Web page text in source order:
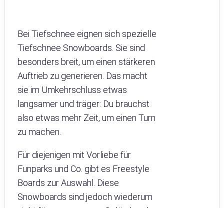
Bei Tiefschnee eignen sich spezielle
Tiefschnee Snowboards. Sie sind
besonders breit, um einen stärkeren
Auftrieb zu generieren. Das macht
sie im Umkehrschluss etwas
langsamer und träger: Du brauchst
also etwas mehr Zeit, um einen Turn
zu machen.
Für diejenigen mit Vorliebe für
Funparks und Co. gibt es Freestyle
Boards zur Auswahl. Diese
Snowboards sind jedoch wiederum